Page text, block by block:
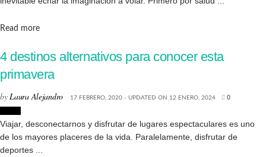
Read moreDetails
4 destinos alternativos para conocer esta
primavera
by Laura Alejandro 17 FEBRERO, 2020 - UPDATED ON 12 ENERO, 2024 0
Viajar, desconectarnos y disfrutar de lugares espectaculares es uno
de los mayores placeres de la vida. Paralelamente, disfrutar de
deportes ...